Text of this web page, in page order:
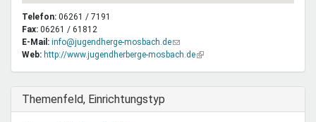
Telefon: 06261 / 7191
Fax: 06261 / 61812
E-Mail: info@jugendherge-mosbach.de(Link
sendet
Web: http://www.jugendherberge-mosbach.de(Link
Ausblenden
Themenfeld, Einrichtungstyp